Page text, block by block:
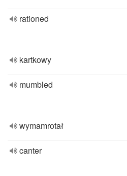
rationed
kartkowy
mumbled
wymamrotał
canter